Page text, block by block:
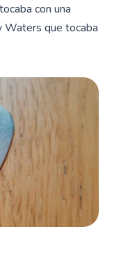
con una
Waters que tocaba